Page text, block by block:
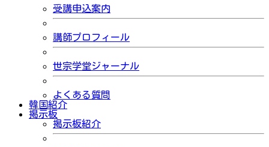
受講申込案内
講師プロフィール
世宗学堂ジャーナル
よくある質問
韓国紹介
掲示板
掲示板紹介